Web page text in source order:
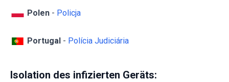
Polen - Policja
Portugal - Polícia Judiciária
Isolation des infizierten Geräts: